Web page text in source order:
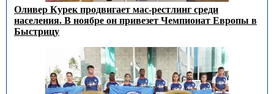
Оливер Курек продвигает мас-рестлинг среди
населения. В ноябре он привезет Чемпионат Европы в
Быстрицу